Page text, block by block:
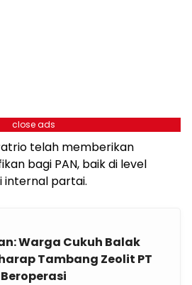
close ads
telah memberikan
bagi PAN, baik di level
internal partai.
Warga Cukuh Balak
Tambang Zeolit PT